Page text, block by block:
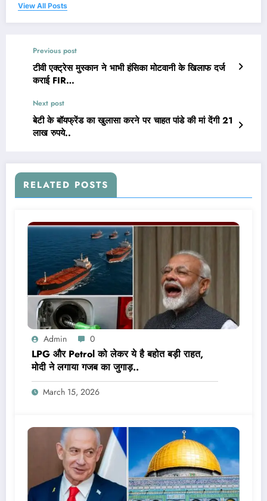
View All Posts
Previous post
टीवी एक्ट्रेस मुस्कान ने भाभी हंसिका मोटवानी के खिलाफ दर्ज
कराई FIR…
Next post
बेटी के बॉयफ्रेंड का खुलासा करने पर चाहत पांडे की मां देंगी 21
लाख रुपये..
RELATED POSTS
Admin 0
LPG और Petrol को लेकर ये है बहोत बड़ी राहत,
मोदी ने लगाया गजब का जुगाड़..
March 15, 2026